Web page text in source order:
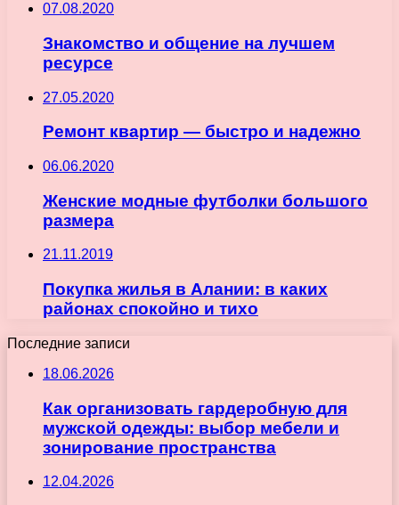
07.08.2020
Знакомство и общение на лучшем
ресурсе
27.05.2020
Ремонт квартир — быстро и надежно
06.06.2020
Женские модные футболки большого
размера
21.11.2019
Покупка жилья в Алании: в каких
районах спокойно и тихо
Последние записи
18.06.2026
Как организовать гардеробную для
мужской одежды: выбор мебели и
зонирование пространства
12.04.2026